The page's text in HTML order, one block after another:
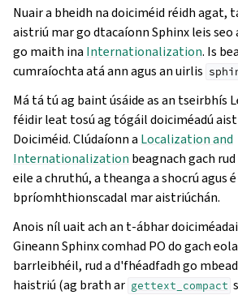
Nuair a bheidh na doiciméid réidh agat,
aistriú mar go dtacaíonn Sphinx leis seo
go maith ina Internationalization. Is
cumraíochta atá ann agus an uirlis
Má tá tú ag baint úsáide as an tseirbhís
féidir leat tosú ag tógáil doiciméadú
Doiciméid. Clúdaíonn a Localization and
Internationalization beagnach gach
eile a chruthú, a theanga a shocrú agus
bpríomhthionscadal mar aistriúchán.
Anois níl uait ach an t-ábhar
Gineann Sphinx comhad PO do gach
barrleibhéil, rud a d'fhéadfadh go
haistriú (ag brath ar gettext_compact